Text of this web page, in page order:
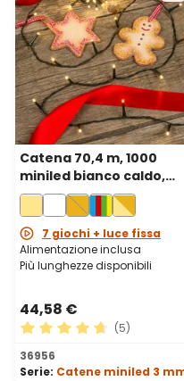
Catena 70,4 m, 1000
miniled bianco caldo,
cavo verde
7 giochi + luce fissa
Alimentazione inclusa
Più lunghezze disponibili
44,58 €
Valutazione media di
(5)
36956
Serie: Catene miniled 3